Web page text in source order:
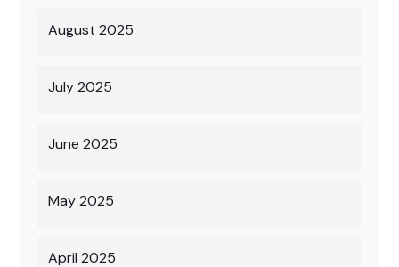
August 2025
July 2025
June 2025
May 2025
April 2025